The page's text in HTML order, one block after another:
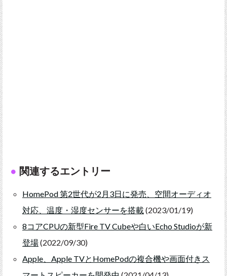
関連するエントリー
HomePod 第2世代が2月3日に発売、空間オーディオ
対応、温度・湿度センサーを搭載(2023/01/19)
8コアCPUの新型Fire TV Cubeや白いEcho Studioが新
登場(2022/09/30)
Apple、Apple TVとHomePodの複合機や画面付きス